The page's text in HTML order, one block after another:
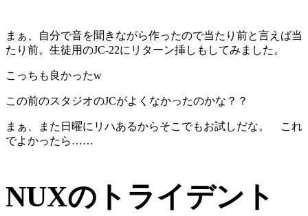
まぁ、自分で音を聞きながら作ったので当たり前と言えば当
たり前。生徒用のJC-22にリターン挿しもしてみました。
こっちも良かったw
この前のスタジオのJCがよくなかったのかな？？
まぁ、また日曜にリハあるからそこでもお試しだな。 これ
でよかったら……
NUXのトライデント